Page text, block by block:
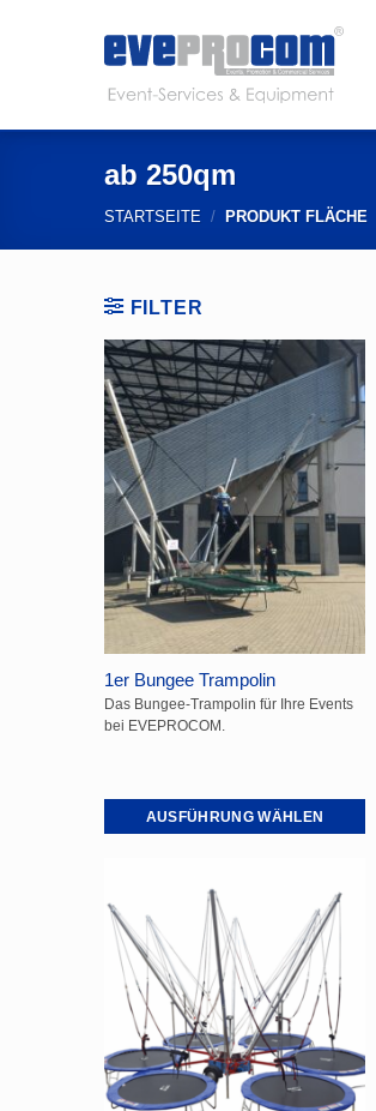
ab 250qm
STARTSEITE / PRODUKT FLÄCHE
FILTER
1er Bungee Trampolin
Das Bungee-Trampolin für Ihre Events
bei EVEPROCOM.
AUSFÜHRUNG WÄHLEN
weist
mehrere
Varianten
auf.
Die
Optionen
können
auf